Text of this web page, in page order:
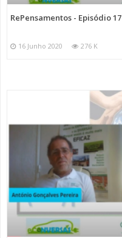
RePensamentos - Episódio 17
16 Junho 2020 276 K